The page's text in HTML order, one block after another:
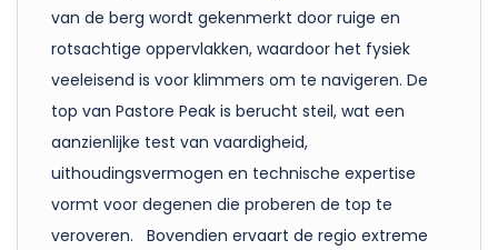
van de berg wordt gekenmerkt door ruige en
rotsachtige oppervlakken, waardoor het fysiek
veeleisend is voor klimmers om te navigeren. De
top van Pastore Peak is berucht steil, wat een
aanzienlijke test van vaardigheid,
uithoudingsvermogen en technische expertise
vormt voor degenen die proberen de top te
veroveren. Bovendien ervaart de regio extreme